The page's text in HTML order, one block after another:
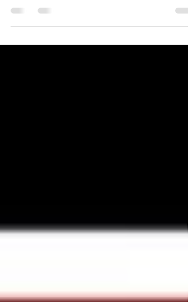
In queste ore i media stanno dando la notizia
ransomware chiamata Bad Rabbit. Si tratta di
una...